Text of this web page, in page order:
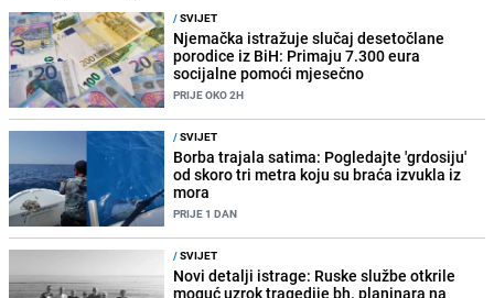
/SVIJET
Njemačka istražuje slučaj desetočlane
porodice iz BiH: Primaju 7.300 eura
socijalne pomoći mjesečno
PRIJE OKO 2H
/SVIJET
Borba trajala satima: Pogledajte 'grdosiju'
od skoro tri metra koju su braća izvukla iz
mora
PRIJE 1 DAN
/SVIJET
Novi detalji istrage: Ruske službe otkrile
moguć uzrok tragedije bh. planinara na